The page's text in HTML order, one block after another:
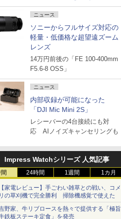
ニュース
ソニーからフルサイズ対応の
軽量・低価格な超望遠ズーム
レンズ
14万円前後の「FE 100-400mm
F5.6-8 OSS」
ニュース
内部収録が可能になった
「DJI Mic Mini 2S」
レシーバーの4台接続にも対
応 AIノイズキャンセリングも
Impress Watchシリーズ 人気記事
24時間 1週間 1カ月
家電レビュー】手ごわい雑草との戦い、コメ
の草刈機で完全勝利 掃除機感覚で使えた
野家、牛リブロースを熱々で提供する「極旨
鉄板ステーキ定食」を発売